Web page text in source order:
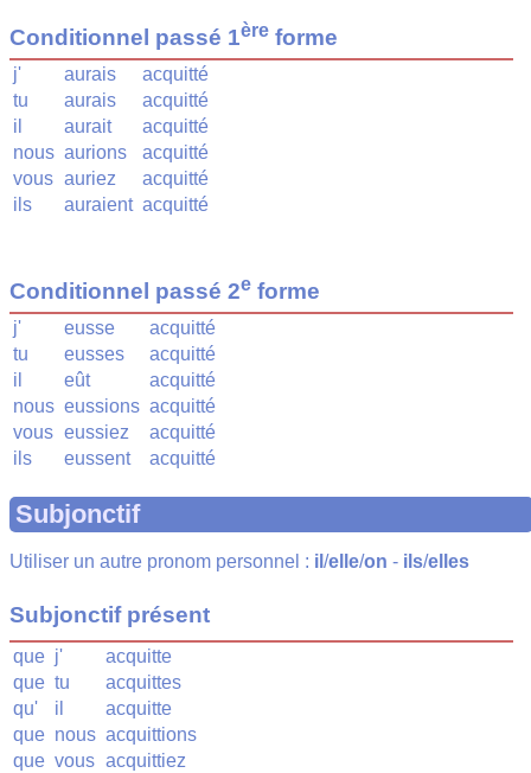
Conditionnel passé 1ère forme
j' aurais
acquitté
tu
aurais
acquitté
il
aurait
acquitté
nous aurions
acquitté
vous auriez
acquitté
ils
auraient acquitté
Conditionnel passé 2e forme
j' eusse
acquitté
tu
eusses
acquitté
il
eût
acquitté
nous eussions acquitté
vous eussiez
acquitté
ils
eussent acquitté
Subjonctif
Utiliser un autre pronom personnel : il /elle/on - ils/elles
Subjonctif présent
que j'
acquitte
que tu
acquittes
qu'
il
acquitte
que nous acquittions
que vous acquittiez